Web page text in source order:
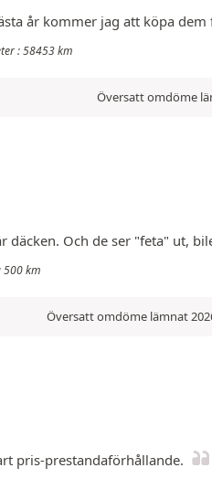
år kommer jag att köpa dem
: 58453 km
Översatt omdöme
Och de ser "feta" ut,
500 km
Översatt omdöme lämnat
pris-prestandaförhållande.